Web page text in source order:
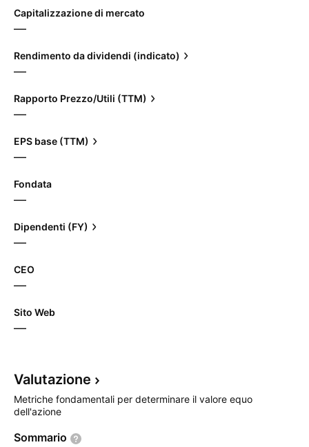
Capitalizzazione di mercato
—
Rendimento da dividendi (indicato)
—
Rapporto Prezzo/Utili (TTM)
—
EPS base (TTM)
—
Fondata
—
Dipendenti (FY)
—
CEO
—
Sito Web
—
Valutazione
Metriche fondamentali per determinare il valore equo
dell'azione
Sommario